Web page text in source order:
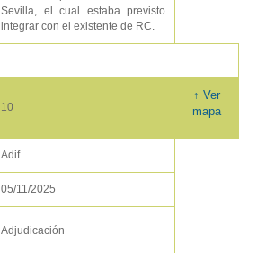
Sevilla, el cual estaba previsto
integrar con el existente de RC.
10
↑ Ver
mapa
Adif
05/11/2025
Adjudicación